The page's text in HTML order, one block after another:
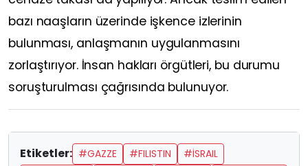
bazı naaşların üzerinde işkence izlerinin
bulunması, anlaşmanın uygulanmasını
zorlaştırıyor. İnsan hakları örgütleri, bu durumu
soruşturulması çağrısında bulunuyor.
Etiketler: #GAZZE #FILISTIN
#İSRAIL